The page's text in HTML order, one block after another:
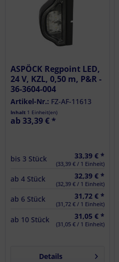
ASPÖCK Regpoint LED,
24 V, KZL, 0,50 m, P&R -
36-3604-004
Artikel-Nr.: FZ-AF-11613
Inhalt 1 Einheit(en)
ab 33,39 € *
bis 3 Stück 33,39 € *
(33,39 € / 1 Einheit)
ab 4 Stück 32,39 € *
(32,39 € / 1 Einheit)
ab 6 Stück 31,72 € *
(31,72 € / 1 Einheit)
ab 10 Stück 31,05 € *
(31,05 € / 1 Einheit)
Details